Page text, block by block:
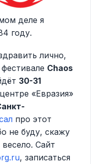
деле я
году.
лично,
Chaos
30-31
«Евразия»
про этот
не буду, скажу
весело. Сайт
, записаться